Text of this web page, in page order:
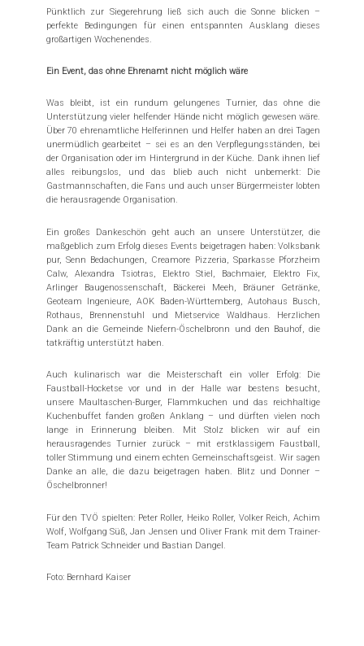
Pünktlich zur Siegerehrung ließ sich auch die Sonne blicken –
perfekte Bedingungen für einen entspannten Ausklang dieses
großartigen Wochenendes.
Ein Event, das ohne Ehrenamt nicht möglich wäre
Was bleibt, ist ein rundum gelungenes Turnier, das ohne die
Unterstützung vieler helfender Hände nicht möglich gewesen wäre.
Über 70 ehrenamtliche Helferinnen und Helfer haben an drei Tagen
unermüdlich gearbeitet – sei es an den Verpflegungsständen, bei
der Organisation oder im Hintergrund in der Küche. Dank ihnen lief
alles reibungslos, und das blieb auch nicht unbemerkt: Die
Gastmannschaften, die Fans und auch unser Bürgermeister lobten
die herausragende Organisation.
Ein großes Dankeschön geht auch an unsere Unterstützer, die
maßgeblich zum Erfolg dieses Events beigetragen haben: Volksbank
pur, Senn Bedachungen, Creamore Pizzeria, Sparkasse Pforzheim
Calw, Alexandra Tsiotras, Elektro Stiel, Bachmaier, Elektro Fix,
Arlinger Baugenossenschaft, Bäckerei Meeh, Bräuner Getränke,
Geoteam Ingenieure, AOK Baden-Württemberg, Autohaus Busch,
Rothaus, Brennenstuhl und Mietservice Waldhaus. Herzlichen
Dank an die Gemeinde Niefern-Öschelbronn und den Bauhof, die
tatkräftig unterstützt haben.
Auch kulinarisch war die Meisterschaft ein voller Erfolg: Die
Faustball-Hocketse vor und in der Halle war bestens besucht,
unsere Maultaschen-Burger, Flammkuchen und das reichhaltige
Kuchenbuffet fanden großen Anklang – und dürften vielen noch
lange in Erinnerung bleiben. Mit Stolz blicken wir auf ein
herausragendes Turnier zurück – mit erstklassigem Faustball,
toller Stimmung und einem echten Gemeinschaftsgeist. Wir sagen
Danke an alle, die dazu beigetragen haben. Blitz und Donner –
Öschelbronner!
Für den TVÖ spielten: Peter Roller, Heiko Roller, Volker Reich, Achim
Wolf, Wolfgang Süß, Jan Jensen und Oliver Frank mit dem Trainer-
Team Patrick Schneider und Bastian Dangel.
Foto: Bernhard Kaiser